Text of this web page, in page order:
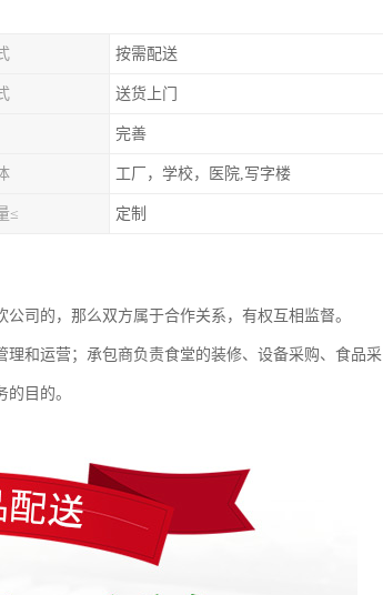
按需配送
送货上门
完善
工厂，学校，医院,写字楼
≤ 定制
司的，那么双方属于合作关系，有权互相监督。
和运营；承包商负责食堂的装修、设备采购、食品采
目的。